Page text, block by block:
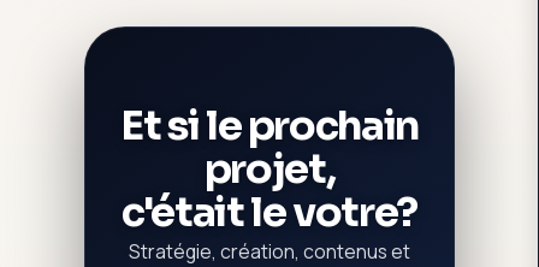
Et si le prochain
projet,
c'était le votre?
Stratégie, création, contenus et